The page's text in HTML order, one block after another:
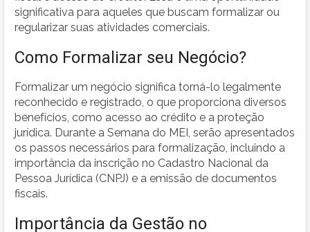
significativa para aqueles que buscam formalizar ou
regularizar suas atividades comerciais.
Como Formalizar seu Negócio?
Formalizar um negócio significa torná-lo legalmente
reconhecido e registrado, o que proporciona diversos
benefícios, como acesso ao crédito e a proteção
jurídica. Durante a Semana do MEI, serão apresentados
os passos necessários para formalização, incluindo a
importância da inscrição no Cadastro Nacional da
Pessoa Jurídica (CNPJ) e a emissão de documentos
fiscais.
Importância da Gestão no